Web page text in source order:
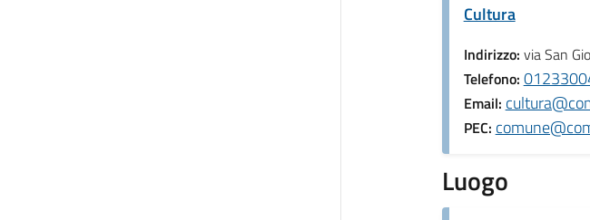
Cultura
Indirizzo: via San
Telefono:
Email:
PEC:
Luogo